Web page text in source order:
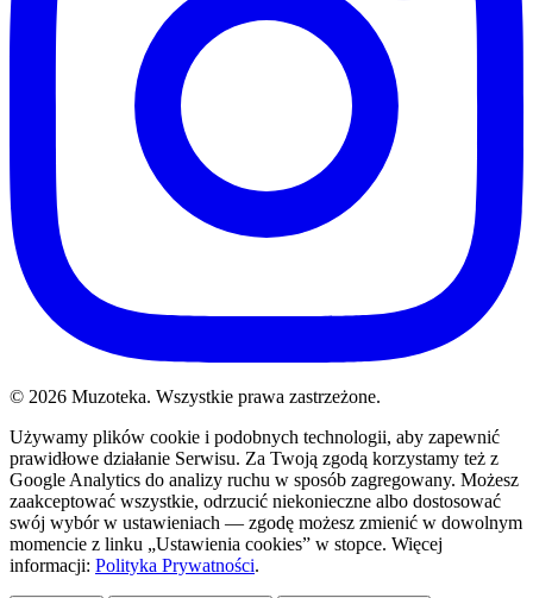
© 2026 Muzoteka. Wszystkie prawa zastrzeżone.
Używamy plików cookie i podobnych technologii, aby zapewnić
prawidłowe działanie Serwisu. Za Twoją zgodą korzystamy też z
Google Analytics do analizy ruchu w sposób zagregowany. Możesz
zaakceptować wszystkie, odrzucić niekonieczne albo dostosować
swój wybór w ustawieniach — zgodę możesz zmienić w dowolnym
momencie z linku „Ustawienia cookies” w stopce. Więcej
informacji: Polityka Prywatności.